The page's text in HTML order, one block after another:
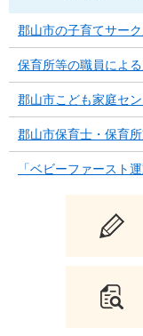
郡山市の子育てサー
保育所等の職員によ
郡山市こども家庭セ
郡山市保育士・保育
「ベビーファースト